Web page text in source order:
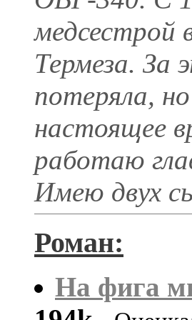
медсестрой
Термеза. За
потеряла,
настоящее
работаю
Имею двух
Роман:
На фига